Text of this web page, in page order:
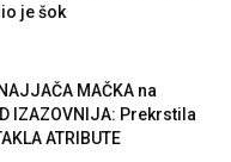
je šok
MAČKA na
IZAZOVNIJA: Prekrstila
ATRIBUTE